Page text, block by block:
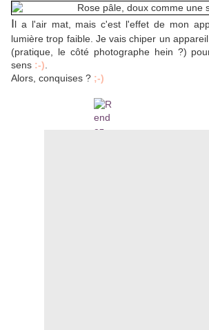
Il a l'air mat, mais c'est l'effet de mon
lumière trop faible. Je vais chiper un
(pratique, le côté photographe hein ?)
sens :-)
Alors, conquises ? ;-)